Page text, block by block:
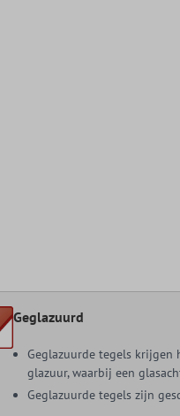
Geglazuurd
Geglazuurde tegels krijgen
glazuur, waarbij een
Geglazuurde tegels zijn